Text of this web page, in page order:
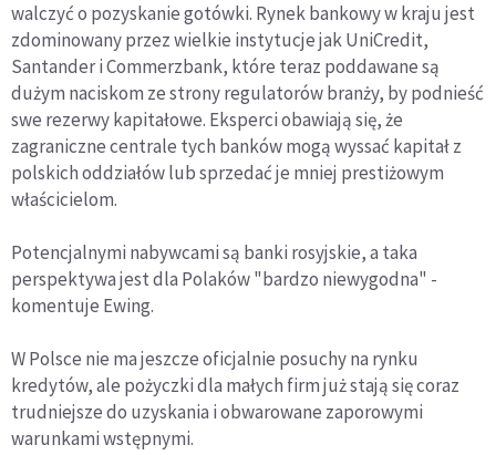
walczyć o pozyskanie gotówki. Rynek bankowy w kraju jest
zdominowany przez wielkie instytucje jak UniCredit,
Santander i Commerzbank, które teraz poddawane są
dużym naciskom ze strony regulatorów branży, by podnieść
swe rezerwy kapitałowe. Eksperci obawiają się, że
zagraniczne centrale tych banków mogą wyssać kapitał z
polskich oddziałów lub sprzedać je mniej prestiżowym
właścicielom.
Potencjalnymi nabywcami są banki rosyjskie, a taka
perspektywa jest dla Polaków "bardzo niewygodna" -
komentuje Ewing.
W Polsce nie ma jeszcze oficjalnie posuchy na rynku
kredytów, ale pożyczki dla małych firm już stają się coraz
trudniejsze do uzyskania i obwarowane zaporowymi
warunkami wstępnymi.